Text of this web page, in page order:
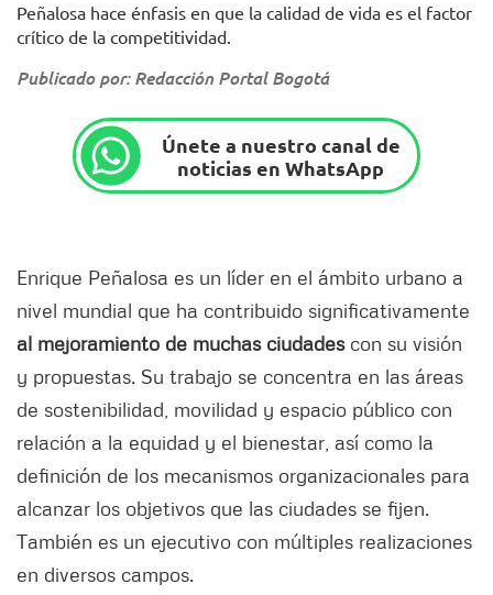
Peñalosa hace énfasis en que la calidad de vida es el factor
crítico de la competitividad.
Publicado por: Redacción Portal Bogotá
Únete a nuestro canal de
noticias en WhatsApp
Enrique Peñalosa es un líder en el ámbito urbano a
nivel mundial que ha contribuido significativamente
al mejoramiento de muchas ciudadescon su visión
y propuestas. Su trabajo se concentra en las áreas
de sostenibilidad, movilidad y espacio público con
relación a la equidad y el bienestar, así como la
definición de los mecanismos organizacionales para
alcanzar los objetivos que las ciudades se fijen.
También es un ejecutivo con múltiples realizaciones
en diversos campos.